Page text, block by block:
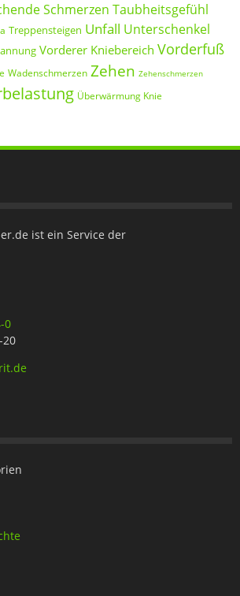
Schmerzen Taubheitsgefühl
Treppensteigen Unfall Unterschenkel
Vorderer Kniebereich Vorderfuß
Wadenschmerzen Zehen Zehenschmerzen
Überwärmung Knie
ist ein Service der
0
20